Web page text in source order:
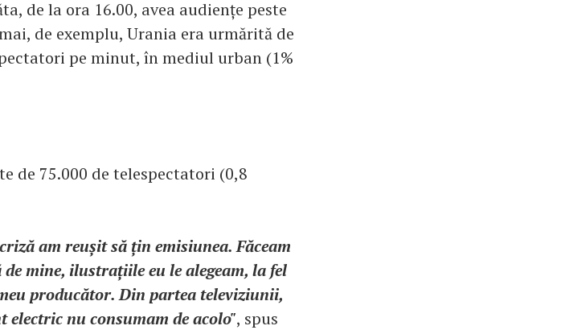
de la ora 16.00, avea audiențe peste
de exemplu, Urania era urmărită de
pe minut, în mediul urban (1%
de 75.000 de telespectatori (0,8
am reușit să țin emisiunea. Făceam
mine, ilustrațiile eu le alegeam, la fel
producător. Din partea televiziunii,
nu consumam de acolo", spus